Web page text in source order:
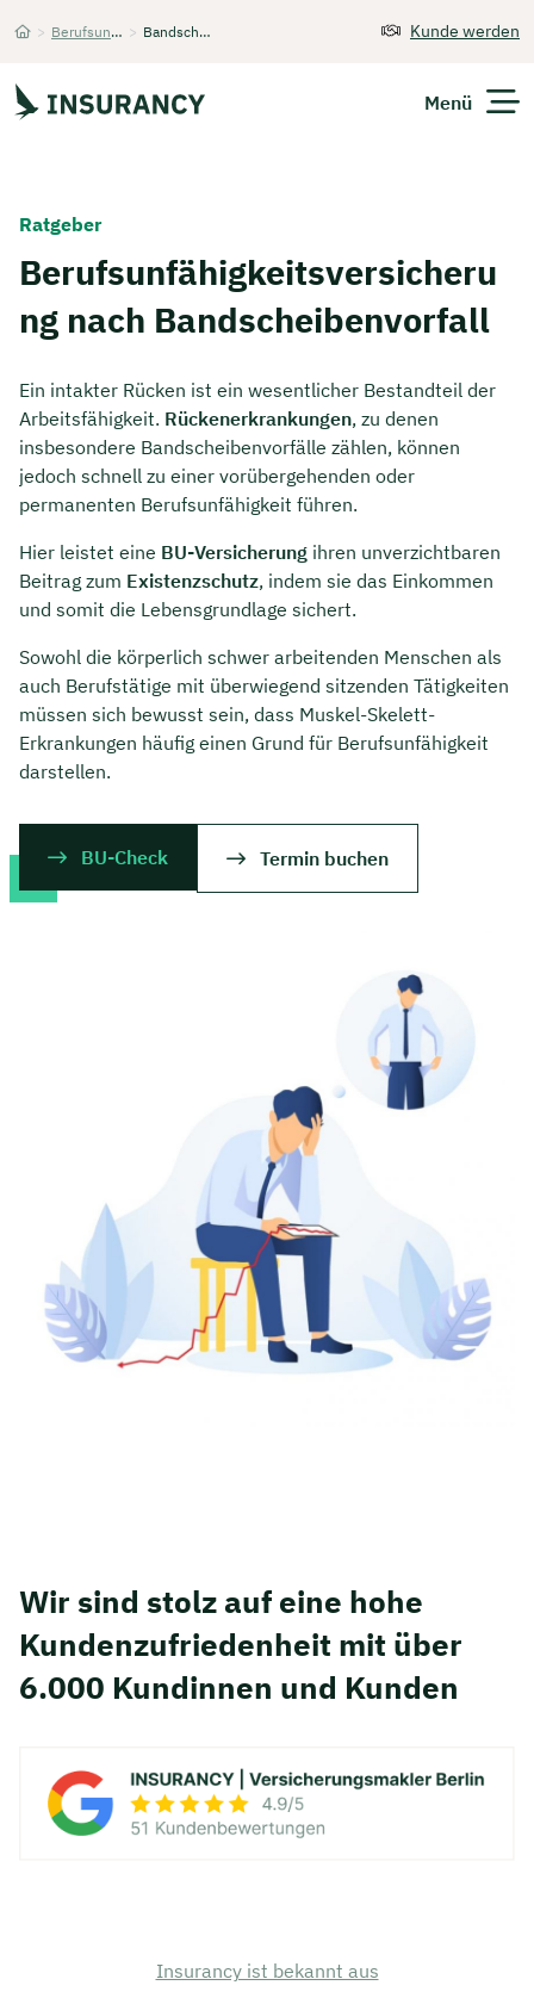
> Berufsunfähigkeitsversicherung > Bandscheibenvorfall Kunde werden
Menü
Finanzen
Über Uns
Kontakt
Ratgeber
Berufsunfähigkeitsversicheru
ng nach Bandscheibenvorfall
Ein intakter Rücken ist ein wesentlicher Bestandteil der
Arbeitsfähigkeit. Rückenerkrankungen, zu denen
insbesondere Bandscheibenvorfälle zählen, können
jedoch schnell zu einer vorübergehenden oder
permanenten Berufsunfähigkeit führen.
Hier leistet eine BU-Versicherung ihren unverzichtbaren
Beitrag zum Existenzschutz, indem sie das Einkommen
und somit die Lebensgrundlage sichert.
Sowohl die körperlich schwer arbeitenden Menschen als
auch Berufstätige mit überwiegend sitzenden Tätigkeiten
müssen sich bewusst sein, dass Muskel-Skelett-
Erkrankungen häufig einen Grund für Berufsunfähigkeit
darstellen.
BU-Check Termin buchen
Wir sind stolz auf eine hohe
Kunden­zufriedenheit mit über
6.000 Kundinnen und Kunden
Insurancy ist bekannt aus